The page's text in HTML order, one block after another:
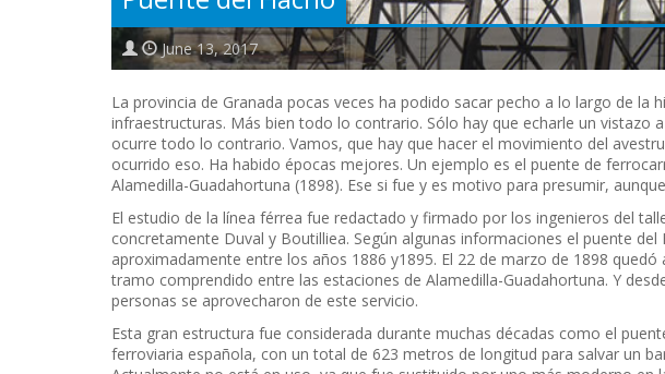
June 13, 2017
La provincia de Granada pocas veces ha podido sacar pecho a lo largo de la
infraestructuras. Más bien todo lo contrario. Sólo hay que echarle un vistazo
ocurre todo lo contrario. Vamos, que hay que hacer el movimiento del
ocurrido eso. Ha habido épocas mejores. Un ejemplo es el puente de
Alamedilla-Guadahortuna (1898). Ese si fue y es motivo para presumir,
El estudio de la línea férrea fue redactado y firmado por los ingenieros del
concretamente Duval y Boutilliea. Según algunas informaciones el puente
aproximadamente entre los años 1886 y1895. El 22 de marzo de 1898
tramo comprendido entre las estaciones de Alamedilla-Guadahortuna. Y
personas se aprovecharon de este servicio.
Esta gran estructura fue considerada durante muchas décadas como el
ferroviaria española, con un total de 623 metros de longitud para salvar un